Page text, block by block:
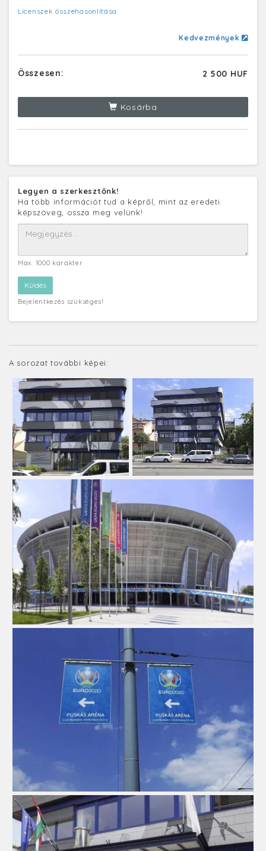
Licenszek összehasonlítása
Kedvezmények
Összesen: 2 500 HUF
Kosárba
Legyen a szerkesztőnk!
Ha több információt tud a képről, mint az eredeti
képszöveg, ossza meg velünk!
Max. 1000 karakter
Bejelentkezés szükséges!
A sorozat további képei: